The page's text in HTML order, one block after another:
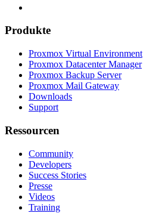
Produkte
Proxmox Virtual Environment
Proxmox Datacenter Manager
Proxmox Backup Server
Proxmox Mail Gateway
Downloads
Support
Ressourcen
Community
Developers
Success Stories
Presse
Videos
Training